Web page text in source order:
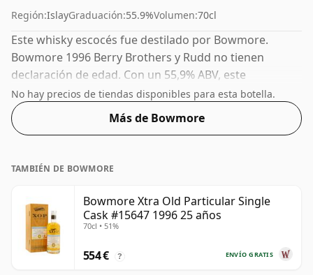
Región:IslayGraduación:55.9%Volumen:70cl
Este whisky escocés fue destilado por Bowmore.
Bowmore 1996 Berry Brothers y Rudd no tienen
declaración de edad. Con un 55,9% ABV, este
contenido de alcohol es más que aceptable.
Embotellado en el tamaño estándar de 70 cl.
No hay precios de tiendas disponibles para esta botella.
Más de Bowmore
TAMBIÉN DE BOWMORE
Bowmore Xtra Old Particular Single
Cask #15647 1996 25 años
70cl • 51%
ENVÍO GRATIS
554 € ?